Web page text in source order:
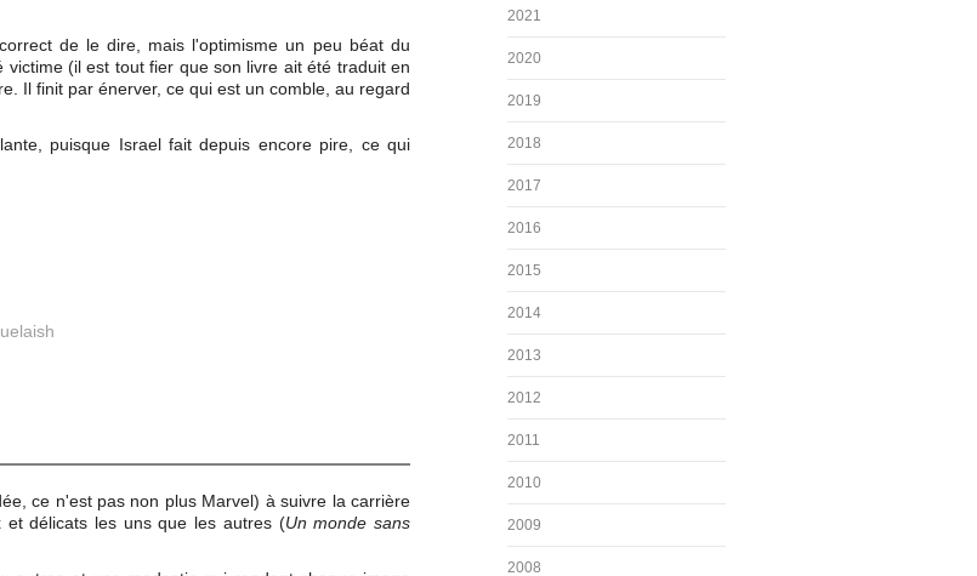
de le dire, mais l'optimisme un peu béat du
(il est tout fier que son livre ait été traduit en
Il finit par énerver, ce qui est un comble, au regard
puisque Israel fait depuis encore pire, ce qui
ce n'est pas non plus Marvel) à suivre la carrière
et délicats les uns que les autres (Un monde sans
2021
2020
2019
2018
2017
2016
2015
2014
2013
2012
2011
2010
2009
2008